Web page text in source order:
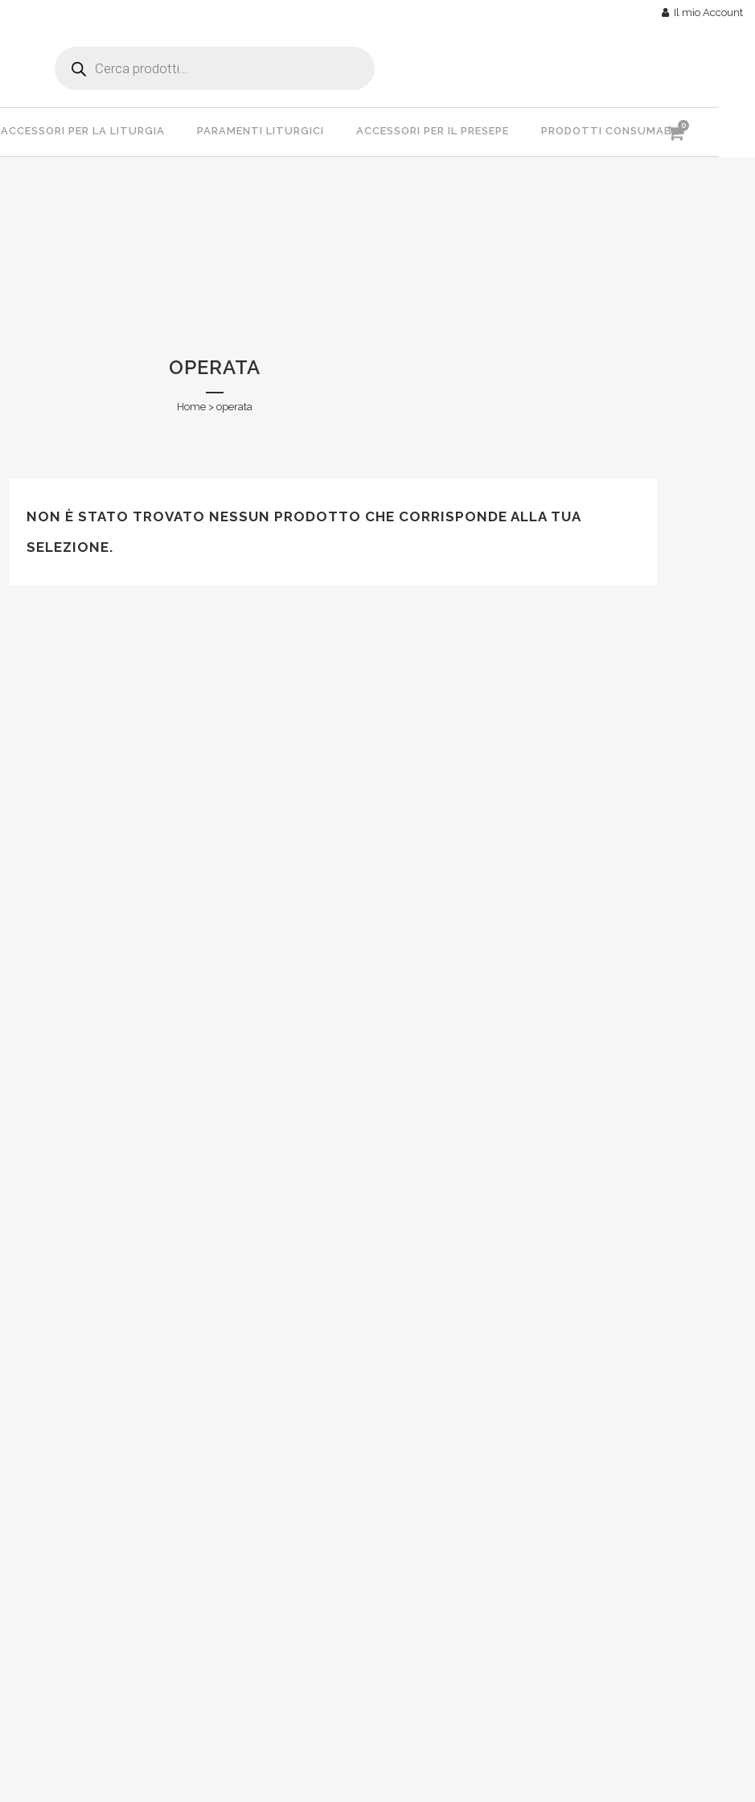
Il mio Account
search
ACCESSORI PER LA LITURGIA PARAMENTI LITURGICI ACCESSORI PER IL PRESEPE PRODOTTI CONSUMABILI0
OPERATA
Home > operata
NON È STATO TROVATO NESSUN PRODOTTO CHE CORRISPONDE ALLA TUA
SELEZIONE.